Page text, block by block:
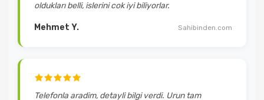
oldukları belli, islerini cok iyi biliyorlar.
Mehmet Y. Sahibinden.com
Telefonla aradim, detayli bilgi verdi. Urun tam